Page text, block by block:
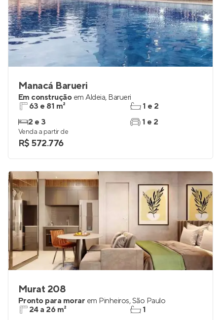
Manacá Barueri
Em construção em Aldeia, Barueri
63 e 81 m²
2 e 3
1 e 2
1 e 2
Venda a partir de
R$ 572.776
Murat 208
Pronto para morar em Pinheiros,São Paulo
24 a 26 m²
1